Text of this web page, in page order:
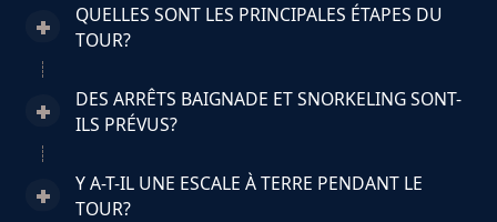
QUELLES SONT LES PRINCIPALES ÉTAPES DU
TOUR?
DES ARRÊTS BAIGNADE ET SNORKELING SONT-
ILS PRÉVUS?
Y A-T-IL UNE ESCALE À TERRE PENDANT LE
TOUR?